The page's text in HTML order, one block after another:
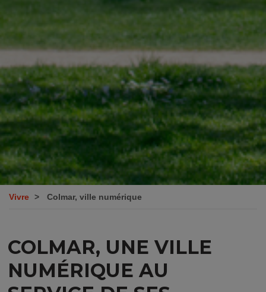
Vivre Colmar, ville numérique
COLMAR, UNE VILLE
NUMÉRIQUE AU